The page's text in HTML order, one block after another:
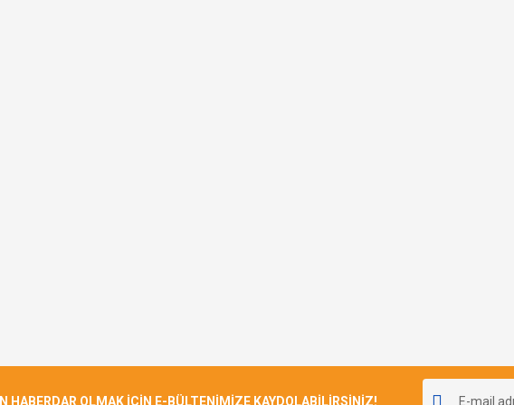
HABERDAR OLMAK İÇİN E-BÜLTENİMİZE KAYDOLABİLİRSİNİZ!